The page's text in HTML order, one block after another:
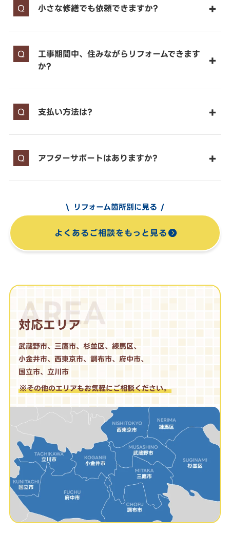
小さな修繕でも依頼できますか?
工事期間中、住みながらリフォームできます
か?
支払い方法は?
アフターサポートはありますか?
リフォーム箇所別に見る
よくあるご相談をもっと見る
AREA
対応エリア
武蔵野市、三鷹市、杉並区、練馬区、
小金井市、西東京市、調布市、府中市、
国立市、立川市
※その他のエリアもお気軽にご相談ください。